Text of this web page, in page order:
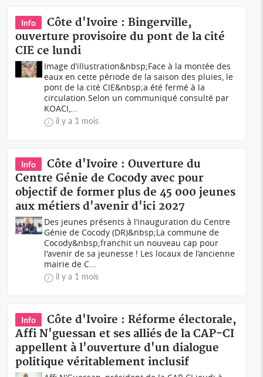
Info
Côte d'Ivoire : Bingerville,
ouverture provisoire du pont de la cité
CIE ce lundi
Image d’illustration&nbsp;Face à la montée des
eaux en cette période de la saison des pluies, le
pont de la cité CIE&nbsp;a été fermé à la
circulation.Selon un communiqué consulté par
KOACI,...
il y a 1 mois
Info
Côte d'Ivoire : Ouverture du
Centre Génie de Cocody avec pour
objectif de former plus de 45 000 jeunes
aux métiers d'avenir d'ici 2027
Des jeunes présents à l’inauguration du Centre
Génie de Cocody (DR)&nbsp;La commune de
Cocody&nbsp;franchit un nouveau cap pour
l'avenir de sa jeunesse ! Les locaux de l’ancienne
mairie de C...
il y a 1 mois
Info
Côte d'Ivoire : Réforme électorale,
Affi N'guessan et ses alliés de la CAP-CI
appellent à l'ouverture d'un dialogue
politique véritablement inclusif